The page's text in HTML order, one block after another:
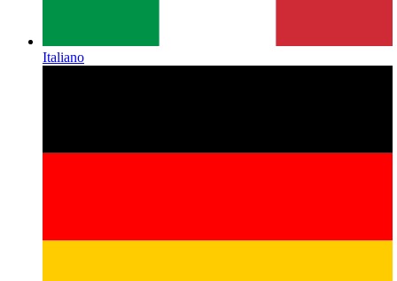
Italiano